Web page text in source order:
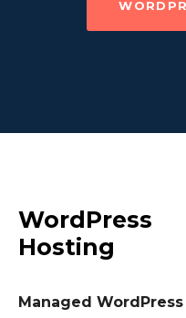
WordPress
Hosting
Managed